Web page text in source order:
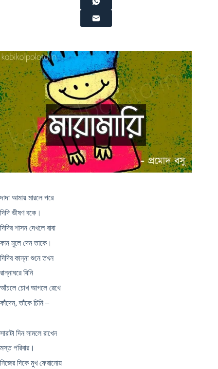
দাদা আমায় মারলে পরে
দিদি ভীষণ বকে।
দিদির শাসন দেখলে বাবা
কান মুলে দেন তাকে।
দিদির কান্না শুনে তখন
রান্নাঘরে যিনি
আঁচলে চোখ আগলে রেখে
কাঁদেন, তাঁকে চিনি –
সারাটা দিন সামলে রাখেন
মস্ত পরিবার।
নিজের দিকে মুখ ফেরানোয়